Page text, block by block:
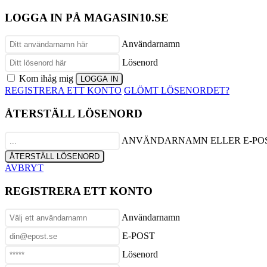
LOGGA IN PÅ MAGASIN10.SE
Användarnamn
Lösenord
Kom ihåg mig
REGISTRERA ETT KONTO GLÖMT LÖSENORDET?
ÅTERSTÄLL LÖSENORD
ANVÄNDARNAMN ELLER E-
AVBRYT
REGISTRERA ETT KONTO
Användarnamn
E-POST
Lösenord